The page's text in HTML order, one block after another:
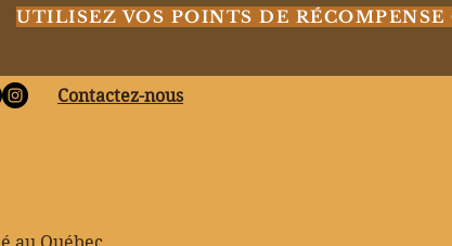
UTILISEZ VOS POINTS DE
Contactez-nous